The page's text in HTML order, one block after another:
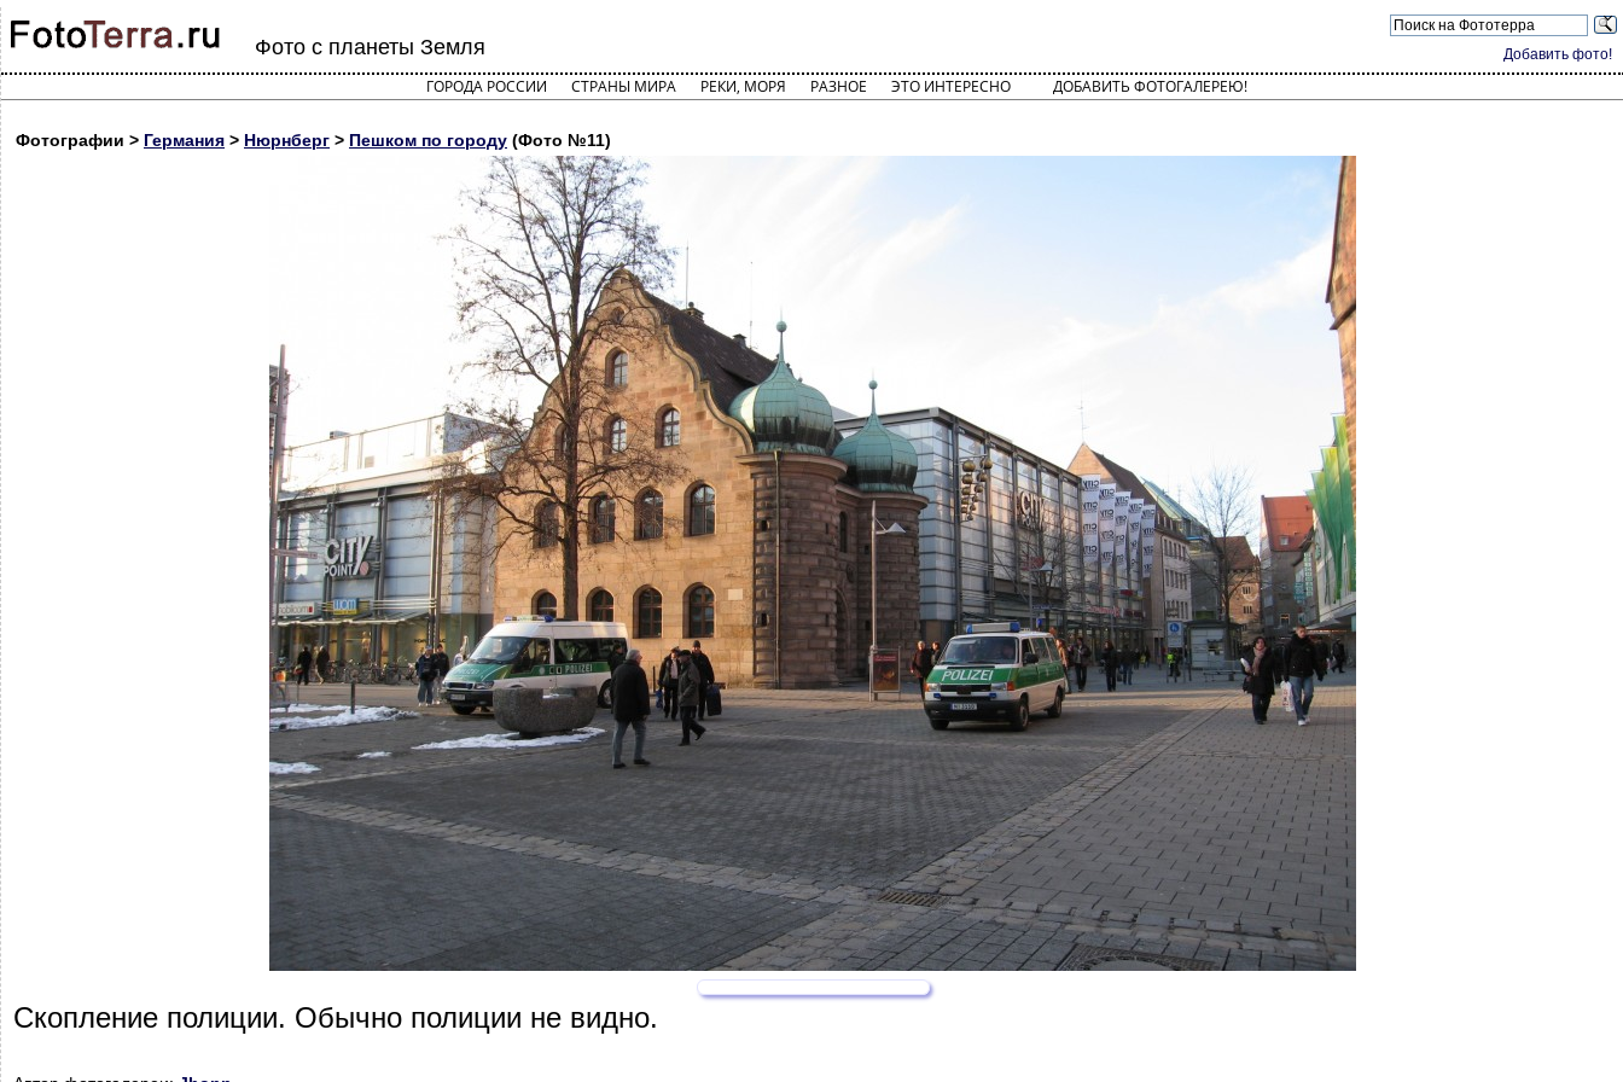
Добавить фото!
Фото с планеты Земля
ГОРОДА РОССИИ СТРАНЫ МИРА РЕКИ, МОРЯ РАЗНОЕ ЭТО ИНТЕРЕСНО ДОБАВИТЬ ФОТОГАЛЕРЕЮ!
Фотографии > Германия > Нюрнберг > Пешком по городу (Фото №11)
Скопление полиции. Обычно полиции не видно.